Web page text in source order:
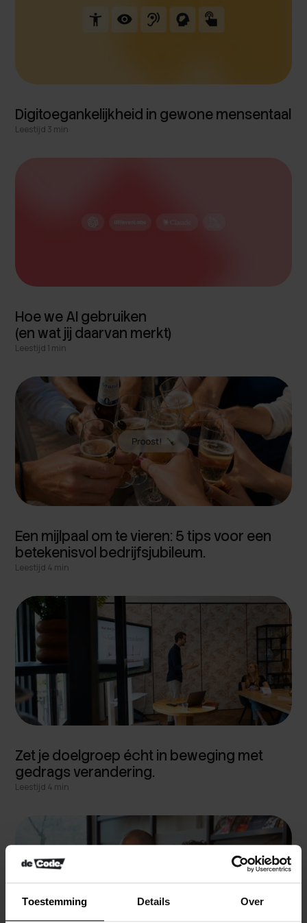
Toestemming Details Over
Digitoegankelijkheid in gewone mensentaal
Leestijd 3 min
Hoe we AI gebruiken
(en wat jij daarvan merkt)
Leestijd 1 min
Een mijlpaal om te vieren: 5 tips voor een
betekenisvol bedrijfsjubileum.
Leestijd 4 min
Zet je doelgroep écht in beweging met
gedrags verandering.
Leestijd 4 min